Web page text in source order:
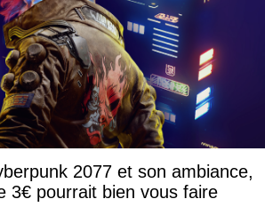
2077 et son ambiance,
3€ pourrait bien vous faire